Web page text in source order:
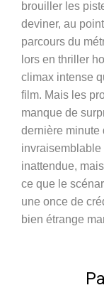
brouiller les
deviner, au
parcours du
lors en thriller
climax intense
film. Mais les
manque de
dernière minute
invraisemblable
inattendue,
ce que le
une once de
bien étrange